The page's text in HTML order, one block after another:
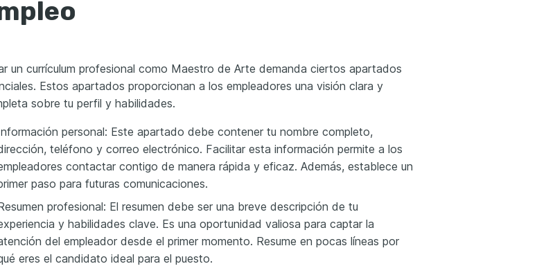
un currículum profesional como Maestro de Arte demanda ciertos apartados
Estos apartados proporcionan a los empleadores una visión clara y
sobre tu perfil y habilidades.
personal: Este apartado debe contener tu nombre completo,
teléfono y correo electrónico. Facilitar esta información permite a los
contactar contigo de manera rápida y eficaz. Además, establece un
paso para futuras comunicaciones.
profesional: El resumen debe ser una breve descripción de tu
y habilidades clave. Es una oportunidad valiosa para captar la
del empleador desde el primer momento. Resume en pocas líneas por
eres el candidato ideal para el puesto.